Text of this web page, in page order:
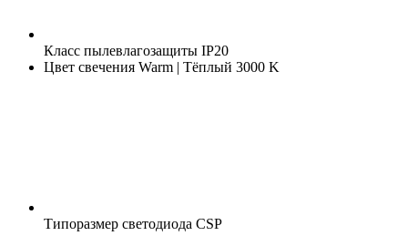
Класс пылевлагозащиты IP20
Цвет свечения Warm | Тёплый 3000 K
Типоразмер светодиода CSP